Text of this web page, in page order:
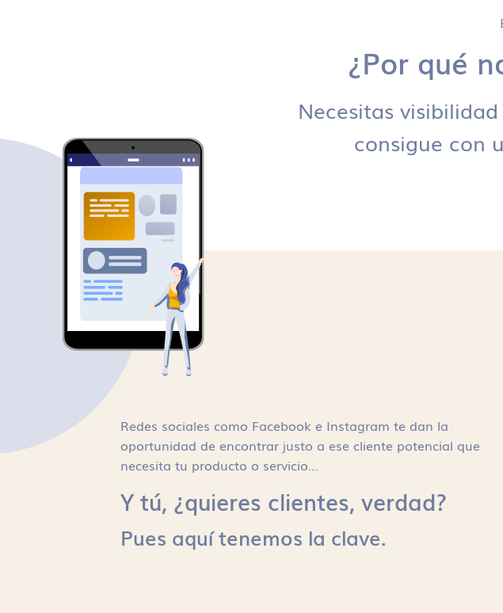
¿Por qué
Necesitas
consigue con
Redes sociales como Facebook e Instagram te dan la
oportunidad de encontrar justo a ese cliente potencial que
necesita tu producto o servicio…
Y tú, ¿quieres clientes, verdad?
Pues aquí tenemos la clave.